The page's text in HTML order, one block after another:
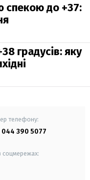
спекою до +37:
градусів: яку
телефону:
044 390 5077
соцмережах: